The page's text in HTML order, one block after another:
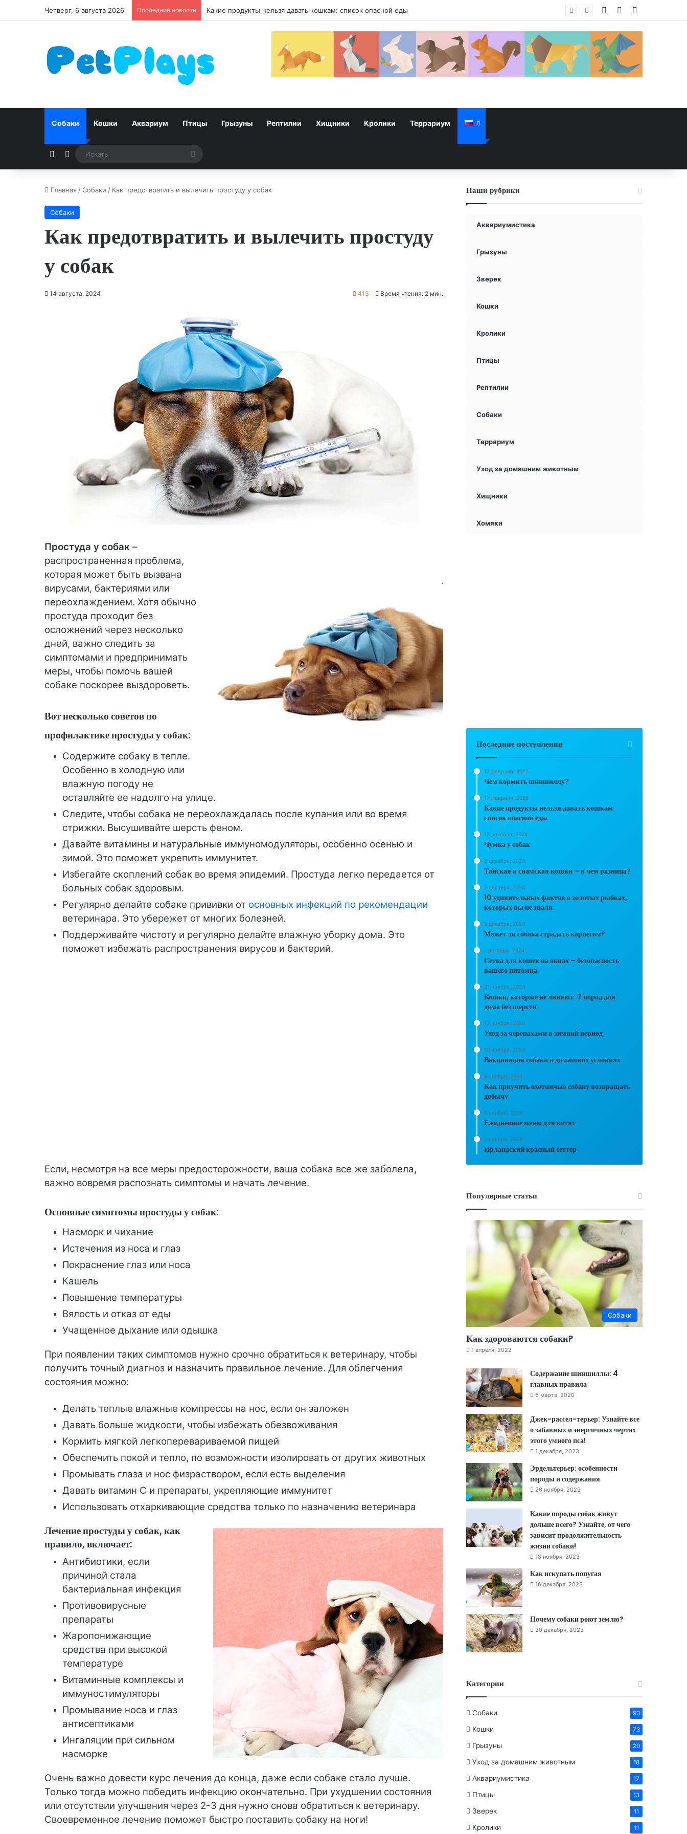
Четверг, 6 августа 2026 Последние новости Чумка у собак ВойтиСлучайная
Собаки Кошки Аквариум Птицы Грызуны Рептилии Хищники Кролики Террариум
Случайная статья
Switch skin
Главная /Собаки / Как предотвратить и вылечить простуду у собак
Собаки
Как предотвратить и вылечить простуду
у собак
14 августа, 2024 413 Время чтения: 2 мин.
Простуда у собак –
распространенная проблема,
которая может быть вызвана
вирусами, бактериями или
переохлаждением. Хотя обычно
простуда проходит без
осложнений через несколько
дней, важно следить за
симптомами и предпринимать
меры, чтобы помочь вашей
собаке поскорее выздороветь.
Вот несколько советов по
профилактике простуды у собак:
Содержите собаку в тепле.
Особенно в холодную или
влажную погоду не
оставляйте ее надолго на улице.
Следите, чтобы собака не переохлаждалась после купания или во время
стрижки. Высушивайте шерсть феном.
Давайте витамины и натуральные иммуномодуляторы, особенно осенью и
зимой. Это поможет укрепить иммунитет.
Избегайте скоплений собак во время эпидемий. Простуда легко передается от
больных собак здоровым.
Регулярно делайте собаке прививки от основных инфекций по рекомендации
ветеринара. Это убережет от многих болезней.
Поддерживайте чистоту и регулярно делайте влажную уборку дома. Это
поможет избежать распространения вирусов и бактерий.
Если, несмотря на все меры предосторожности, ваша собака все же заболела,
важно вовремя распознать симптомы и начать лечение.
Основные симптомы простуды у собак:
Насморк и чихание
Истечения из носа и глаз
Покраснение глаз или носа
Кашель
Повышение температуры
Вялость и отказ от еды
Учащенное дыхание или одышка
При появлении таких симптомов нужно срочно обратиться к ветеринару, чтобы
получить точный диагноз и назначить правильное лечение. Для облегчения
состояния можно:
Делать теплые влажные компрессы на нос, если он заложен
Давать больше жидкости, чтобы избежать обезвоживания
Кормить мягкой легкоперевариваемой пищей
Обеспечить покой и тепло, по возможности изолировать от других животных
Промывать глаза и нос физраствором, если есть выделения
Давать витамин С и препараты, укрепляющие иммунитет
Использовать отхаркивающие средства только по назначению ветеринара
Лечение простуды у собак, как
правило, включает:
Антибиотики, если
причиной стала
бактериальная инфекция
Противовирусные
препараты
Жаропонижающие
средства при высокой
температуре
Витаминные комплексы и
иммуностимуляторы
Промывание носа и глаз
антисептиками
Ингаляции при сильном
насморке
Очень важно довести курс лечения до конца, даже если собаке стало лучше.
Только тогда можно победить инфекцию окончательно. При ухудшении состояния
или отсутствии улучшения через 2-3 дня нужно снова обратиться к ветеринару.
Своевременное лечение поможет быстро поставить собаку на ноги!
Наши рубрики
Аквариумистика
Грызуны
Зверек
Кошки
Кролики
Птицы
Рептилии
Собаки
Террариум
Уход за домашним животным
Хищники
Хомяки
Последние поступления
17 февраля, 2025
Чем кормить шиншиллу?
17 февраля, 2025
Какие продукты нельзя давать кошкам:
список опасной еды
13 декабря, 2024
Чумка у собак
8 декабря, 2024
Тайская и сиамская кошки – в чем разница?
7 декабря, 2024
10 удивительных фактов о золотых рыбках,
которых вы не знали
5 декабря, 2024
Может ли собака страдать кариесом?
1 декабря, 2024
Сетка для кошек на окнах – безопасность
вашего питомца
21 ноября, 2024
Кошки, которые не линяют: 7 пород для
дома без шерсти
13 ноября, 2024
Уход за черепахами в зимний период
10 ноября, 2024
Вакцинация собаки в домашних условиях
9 ноября, 2024
Как приучить охотничью собаку возвращать
добычу
4 ноября, 2024
Ежедневное меню для котят
2 ноября, 2024
Ирландский красный сеттер
Популярные статьи
Собаки
Как здороваются собаки?
1 апреля, 2022
Содержание шиншиллы: 4
главных правила
6 марта, 2020
Джек-рассел-терьер: Узнайте все
о забавных и энергичных чертах
этого умного пса!
1 декабря, 2023
Эрдельтерьер: особенности
породы и содержания
26 ноября, 2023
Какие породы собак живут
дольше всего? Узнайте, от чего
зависит продолжительность
жизни собаки!
18 ноября, 2023
Как искупать попугая
16 декабря, 2023
Почему собаки роют землю?
30 декабря, 2023
Категории
Собаки 93
Кошки 73
Грызуны 20
Уход за домашним животным 18
Аквариумистика 17
Птицы 13
Зверек 11
Кролики 11